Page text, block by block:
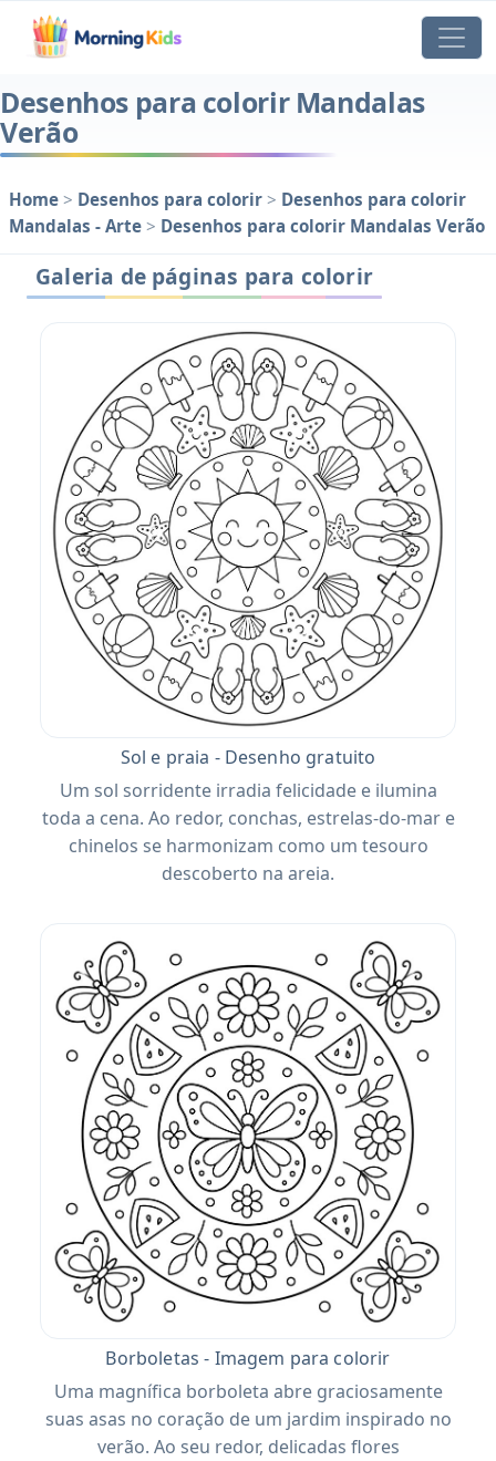
Desenhos para colorir Mandalas
Verão
Home > Desenhos para colorir > Desenhos para colorir
Mandalas - Arte > Desenhos para colorir Mandalas Verão
Galeria de páginas para colorir
Sol e praia - Desenho gratuito
Um sol sorridente irradia felicidade e ilumina
toda a cena. Ao redor, conchas, estrelas-do-mar e
chinelos se harmonizam como um tesouro
descoberto na areia.
Borboletas - Imagem para colorir
Uma magnífica borboleta abre graciosamente
suas asas no coração de um jardim inspirado no
verão. Ao seu redor, delicadas flores